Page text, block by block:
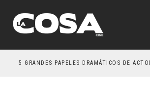
5 GRANDES PAPELES DRAMÁTICOS DE